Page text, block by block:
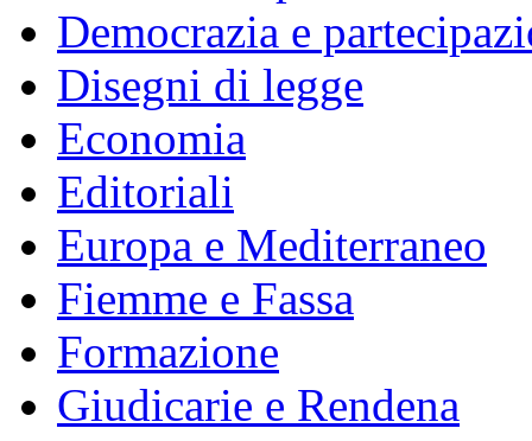
Democrazia e
Disegni di legge
Economia
Editoriali
Europa e Mediterraneo
Fiemme e Fassa
Formazione
Giudicarie e Rendena